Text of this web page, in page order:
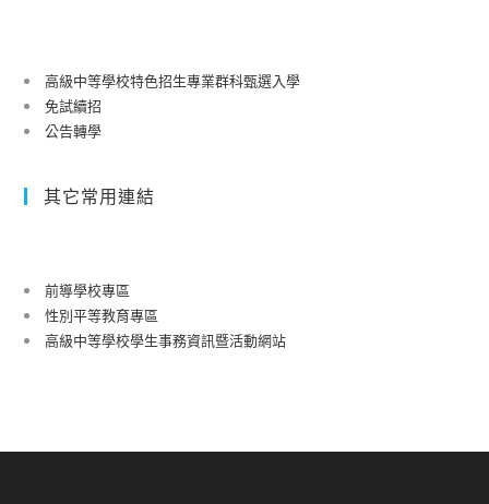
高級中等學校特色招生專業群科甄選入學
免試續招
公告轉學
其它常用連結
前導學校專區
性別平等教育專區
高級中等學校學生事務資訊暨活動網站